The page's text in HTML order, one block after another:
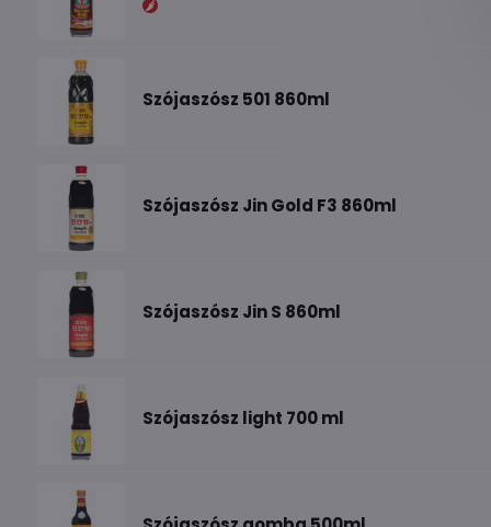
Szójaszósz 501 860ml
Szójaszósz Jin Gold F3 860ml
Szójaszósz Jin S 860ml
Szójaszósz light 700 ml